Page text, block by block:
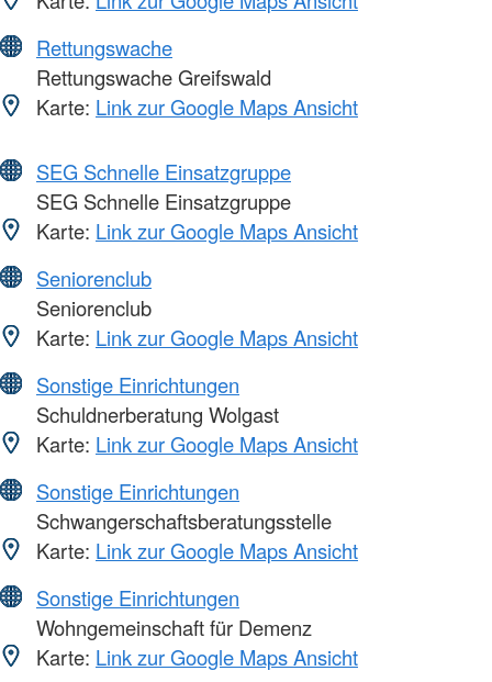
Rettungswache
Rettungswache Greifswald
Karte: Link zur Google Maps Ansicht
SEG Schnelle Einsatzgruppe
SEG Schnelle Einsatzgruppe
Karte: Link zur Google Maps Ansicht
Seniorenclub
Seniorenclub
Karte: Link zur Google Maps Ansicht
Sonstige Einrichtungen
Schuldnerberatung Wolgast
Karte: Link zur Google Maps Ansicht
Sonstige Einrichtungen
Schwangerschaftsberatungsstelle
Karte: Link zur Google Maps Ansicht
Sonstige Einrichtungen
Wohngemeinschaft für Demenz
Karte: Link zur Google Maps Ansicht